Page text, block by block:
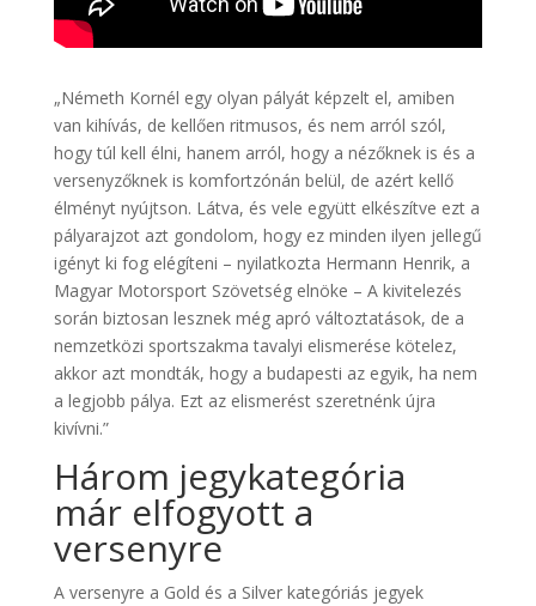
„Németh Kornél egy olyan pályát képzelt el, amiben
van kihívás, de kellően ritmusos, és nem arról szól,
hogy túl kell élni, hanem arról, hogy a nézőknek is és a
versenyzőknek is komfortzónán belül, de azért kellő
élményt nyújtson. Látva, és vele együtt elkészítve ezt a
pályarajzot azt gondolom, hogy ez minden ilyen jellegű
igényt ki fog elégíteni – nyilatkozta Hermann Henrik, a
Magyar Motorsport Szövetség elnöke – A kivitelezés
során biztosan lesznek még apró változtatások, de a
nemzetközi sportszakma tavalyi elismerése kötelez,
akkor azt mondták, hogy a budapesti az egyik, ha nem
a legjobb pálya. Ezt az elismerést szeretnénk újra
kivívni.”
Három jegykategória
már elfogyott a
versenyre
A versenyre a Gold és a Silver kategóriás jegyek